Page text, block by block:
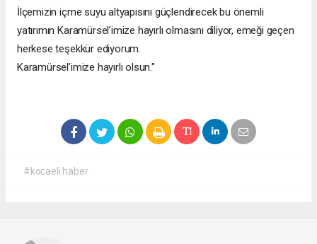
İlçemizin içme suyu altyapısını güçlendirecek bu önemli
yatırımın Karamürsel’imize hayırlı olmasını diliyor, emeği geçen
herkese teşekkür ediyorum.
Karamürsel’imize hayırlı olsun."
#kocaeli haber